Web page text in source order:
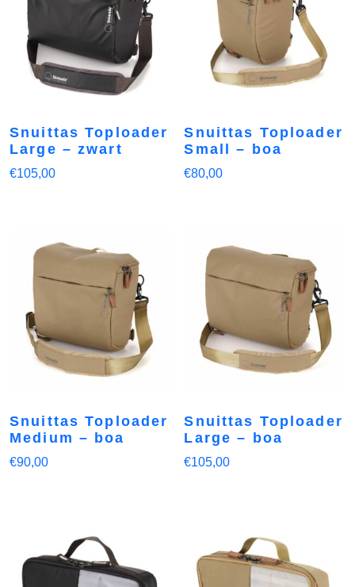
Snuittas Toploader
Large – zwart
€105,00
Snuittas Toploader
Small – boa
€80,00
Snuittas Toploader
Medium – boa
€90,00
Snuittas Toploader
Large – boa
€105,00